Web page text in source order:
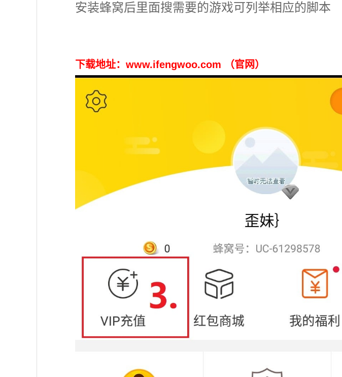
安装蜂窝后里面搜需要的游戏可列举相应的脚本
下载地址：www.ifengwoo.com （官网）